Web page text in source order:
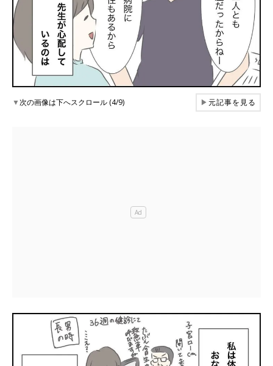
▼次の画像は下へスクロール (4/9) ▶元記事を見る